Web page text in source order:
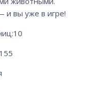
и вы уже в игре!
10